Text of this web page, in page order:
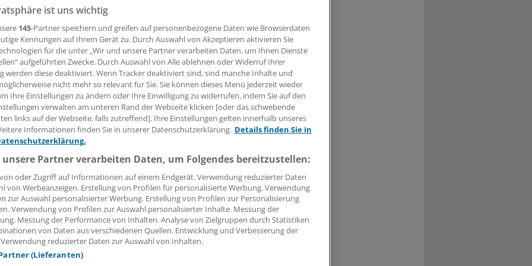
Leserin, lieber Leser,
Beitrag können Sie lesen, sobald Sie sich eingeloggt haben.
Jetzt anmelden »
Kostenlos registrieren »
vergessen?
Problem beim Login?
ist mit wenigen Klicks erledigt und kostenlos.
des kostenlosen Login:
Analysen, Hintergründe und Infografiken
Interviews und Praxis-Tipps
auf allemedizinischen Berichte und Kommentare
Voraussetzungen für den Zugang
ist uns wichtig
145-Partner speichern und greifen auf personenbezogene Daten wie Browserdaten
Kennungen auf Ihrem Gerät zu. Durch Auswahl von Akzeptieren aktivieren Sie
für die unter „Wir und unsere Partner verarbeiten Daten, um Ihnen Dienste
aufgeführten Zwecke. Durch Auswahl von Alle ablehnen oder Widerruf Ihrer
werden diese deaktiviert. Wenn Tracker deaktiviert sind, sind manche Inhalte und
nicht mehr so relevant für Sie. Sie können dieses Menü jederzeit wieder
Ihre Einstellungen zu ändern oder Ihre Einwilligung zu widerrufen, indem Sie auf den
verwalten am unteren Rand der Webseite klicken [oder das schwebende
links auf der Webseite, falls zutreffend]. Ihre Einstellungen gelten innerhalb unseres
Informationen finden Sie in unserer Datenschutzerklärung. Details finden Sie in
Partner verarbeiten Daten, um Folgendes bereitzustellen:
oder Zugriff auf Informationen auf einem Endgerät. Verwendung reduzierter Daten
von Werbeanzeigen. Erstellung von Profilen für personalisierte Werbung. Verwendung
zur Auswahl personalisierter Werbung. Erstellung von Profilen zur Personalisierung
Verwendung von Profilen zur Auswahl personalisierter Inhalte. Messung der
Messung der Performance von Inhalten. Analyse von Zielgruppen durch Statistiken
von Daten aus verschiedenen Quellen. Entwicklung und Verbesserung der
reduzierter Daten zur Auswahl von Inhalten.
(Lieferanten)